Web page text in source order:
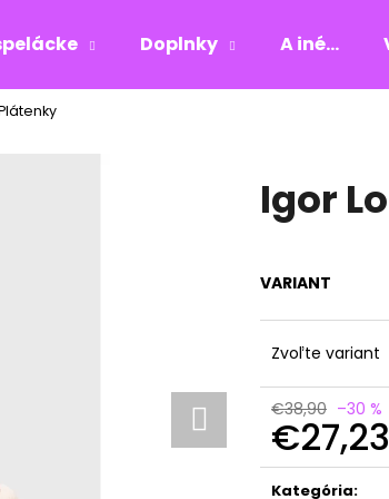
Doplnky A iné...
Igor
VARIANT
Zvoľte variant
€38,90 –30 %
€27,23
Jednotková
cena:
Kategória:
Čo potrebujete nájsť?
HĽADAŤ